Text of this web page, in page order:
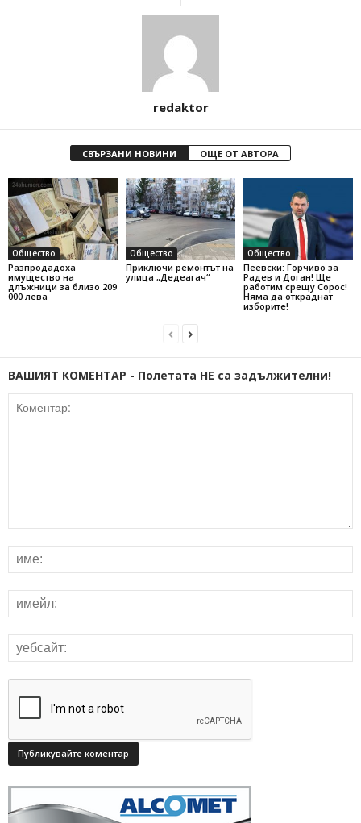
redaktor
СВЪРЗАНИ НОВИНИ ОЩЕ ОТ АВТОРА
Общество
Разпродадоха
имущество на
длъжници за близо 209
000 лева
Общество
Приключи ремонтът на
улица „Дедеагач“
Общество
Пеевски: Горчиво за
Радев и Доган! Ще
работим срещу Сорос!
Няма да откраднат
изборите!
ВАШИЯТ КОМЕНТАР - Полетата НЕ са задължителни!